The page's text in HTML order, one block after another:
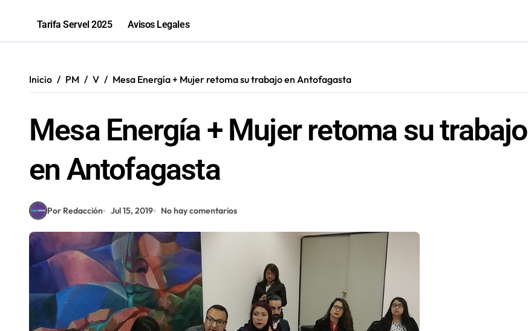
81% de las fiscalizaciones a juguetes en Antofagasta termina en sumarios sanitarios
Tarifa Servel 2025 Avisos Legales
Inicio PM V Mesa Energía + Mujer retoma su trabajo en Antofagasta
Mesa Energía + Mujer retoma su trabajo
en Antofagasta
Por Redacción Jul 15, 2019 No hay comentarios